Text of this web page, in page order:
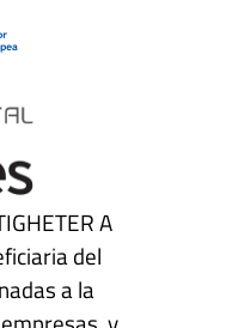
A
del
a la